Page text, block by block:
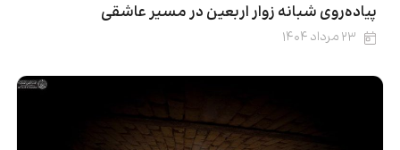
پیاده‌روی شبانه زوار اربعین در مسیر عاشقی
۲۳ مرداد ۱۴۰۴